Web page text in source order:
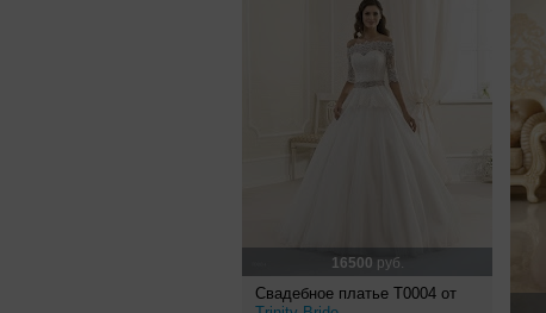
16500 руб.
Свадебное платье Т0004 от